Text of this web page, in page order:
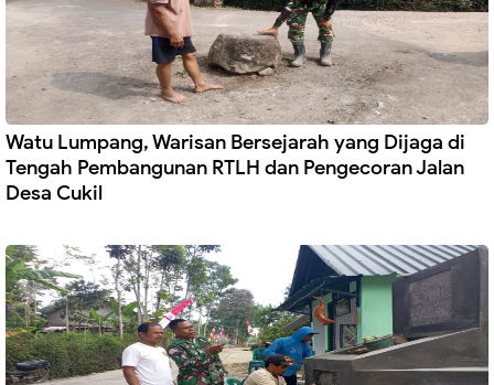
Watu Lumpang, Warisan Bersejarah yang Dijaga di
Tengah Pembangunan RTLH dan Pengecoran Jalan
Desa Cukil